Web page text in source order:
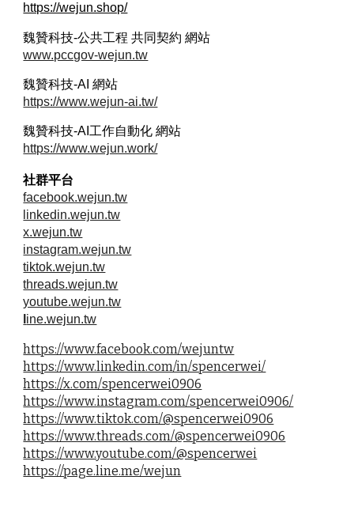
https://wejun.shop/
魏贊科技-公共工程 共同契約 網站
www.pccgov-wejun.tw
魏贊科技-AI 網站
https://www.wejun-ai.tw/
魏贊科技-AI工作自動化 網站
https://www.wejun.work/
社群平台
facebook.wejun.tw
linkedin.wejun.tw
x.wejun.tw
instagram.wejun.tw
tiktok.wejun.tw
threads.wejun.tw
youtube.wejun.tw
ine.wejun.tw
https://www.facebook.com/wejuntw
https://www.linkedin.com/in/spencerwei/
https://x.com/spencerwei0906
https://www.instagram.com/spencerwei0906/
https://www.tiktok.com/@spencerwei0906
https://www.threads.com/@spencerwei0906
https://www.youtube.com/@spencerwei
https://page.line.me/wejun